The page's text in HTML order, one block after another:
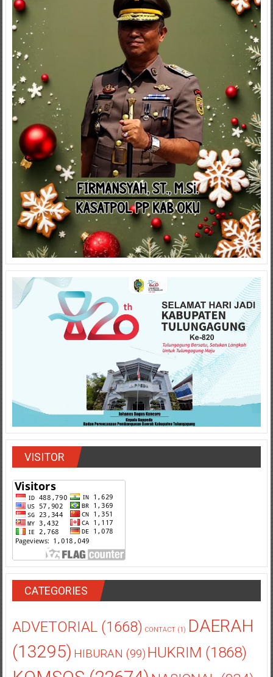
VISITOR
CATEGORIES
ADVETORIAL(1668)
DAERAH
(13295)HIBURAN(99)HUKRIM(1868)
KOMSOS(22674)NASIONAL(934)